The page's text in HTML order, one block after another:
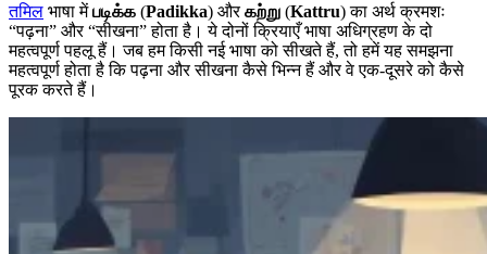
तमिल भाषा मेंபடிக்க (Padikka) औरகற்று (Kattru) का अर्थ क्रमशः
“पढ़ना” और “सीखना” होता है। ये दोनों क्रियाएँ भाषा अधिग्रहण के दो
महत्वपूर्ण पहलू हैं। जब हम किसी नई भाषा को सीखते हैं, तो हमें यह समझना
महत्वपूर्ण होता है कि पढ़ना और सीखना कैसे भिन्न हैं और वे एक-दूसरे को कैसे
पूरक करते हैं।